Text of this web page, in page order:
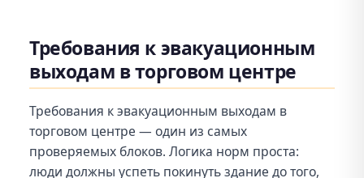
Требования к эвакуационным
выходам в торговом центре
Требования к эвакуационным выходам в
торговом центре — один из самых
проверяемых блоков. Логика норм проста:
люди должны успеть покинуть здание до того,